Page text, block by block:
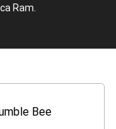
Ram.
Bee